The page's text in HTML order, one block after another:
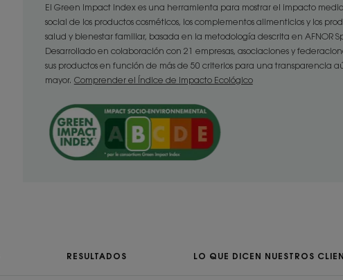
Beneficios
• Calma y nutre: la textura densa y cremosa de la crema
pañal cuida y reconforta el culito del bebé,
primeras aplicaciones.
• Repara: enriquecida con aceite de jojoba, la crema de
capacidad reparadora de la barrera cutánea.
• Protege: la crema contiene glicerina de origen vegetal
reparar la película hidrolipídica de la piel y actúa como
El Green Impact Index es una herramienta para mostrar el impacto
social de los productos cosméticos, los complementos alimenticios y los
salud y bienestar familiar, basada en la metodología descrita en AFNOR
Desarrollado en colaboración con 21 empresas, asociaciones y
sus productos en función de más de 50 criterios para una transparencia
mayor. Comprender el Índice de Impacto Ecológico
RESULTADOS LO QUE DICEN NUESTROS